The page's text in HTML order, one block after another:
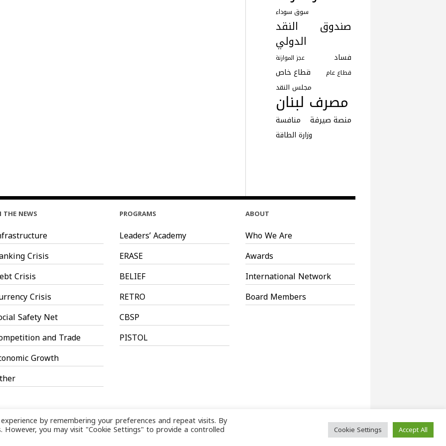
سوق سوداء
صندوق النقد
الدولي
عجز الموازنة
فساد
قطاع خاص
قطاع عام
مجلس النقد
مصرف لبنان
منافسة منصة صيرفة
وزارة الطاقة
NEWS
Crisis
Crisis
Crisis
Safety Net
and Trade
Growth
PROGRAMS
Leaders’ Academy
ERASE
BELIEF
RETRO
CBSP
PISTOL
ABOUT
Who We Are
Awards
International Network
Board Members
by remembering your preferences and repeat visits. By
However, you may visit "Cookie Settings" to provide a controlled Cookie Settings Accept All